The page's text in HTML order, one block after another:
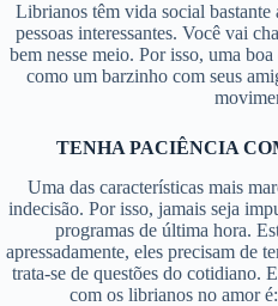
Librianos têm vida social bastante
pessoas interessantes. Você vai
bem nesse meio. Por isso, uma
como um barzinho com seus
TENHA PACIÊNCIA
Uma das características mais
indecisão. Por isso, jamais seja
programas de última hora.
apressadamente, eles precisam de
trata-se de questões do cotidiano.
com os librianos no amor